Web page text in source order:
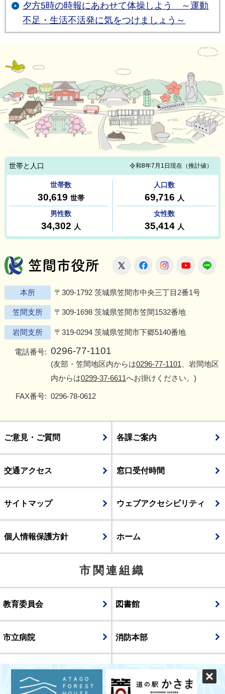
夕方5時の時報にあわせて体操しよう ～運動
不足・生活不活発に気をつけましょう～
笠間市役所
X FacebookInstagram
本所 〒309-1792 茨城県笠間市中央三丁目2番1号
笠間支所 〒309-1698 茨城県笠間市笠間1532番地
岩間支所 〒319-0294 茨城県笠間市下郷5140番地
電話番号: 0296-77-1101
(友部・笠間地区内からは0296-77-1101 、岩間地区
内からは0299-37-6611へお掛けください。)
FAX番号: 0296-78-0612
ご意見・ご質問 各課ご案内
交通アクセス 窓口受付時間
サイトマップ ウェブアクセシビリティ
個人情報保護方針 ホーム
市関連組織
教育委員会 図書館
市立病院 消防本部
議会